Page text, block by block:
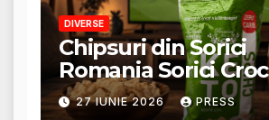
DIVERSE
Chipsuri din Sorici
Romania Sorici
Magazin Online
27 IUNIE 2026 PRESS